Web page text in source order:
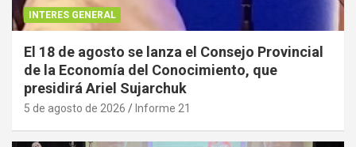
INTERES GENERAL
El 18 de agosto se lanza el Consejo Provincial
de la Economía del Conocimiento, que
presidirá Ariel Sujarchuk
5 de agosto de 2026 Informe 21